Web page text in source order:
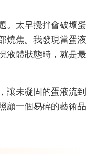
。太早攪拌會破壞蛋
燒焦。我發現當蛋液
液體狀態時，就是最
讓未凝固的蛋液流到
顧一個易碎的藝術品